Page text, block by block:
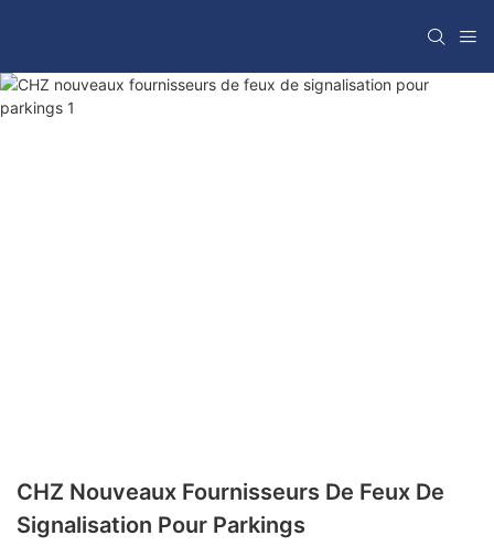
CHZ Nouveaux Fournisseurs De Feux De
Signalisation Pour Parkings